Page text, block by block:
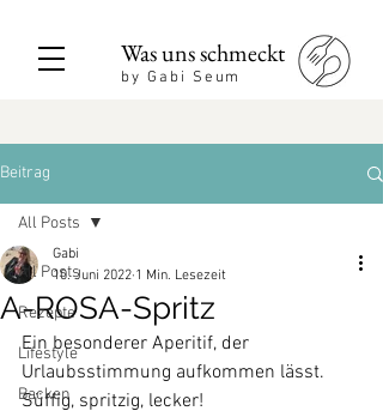
Was uns schmeckt
by Gabi Seum
Beitrag
All Posts
Rezepte
Lifestyle
Backen
All Posts
A-ROSA-Spritz
Gabi
10. Juni 2022 1 Min. Lesezeit
Ein besonderer Aperitif, der
Urlaubsstimmung aufkommen lässt.
Süffig, spritzig, lecker!